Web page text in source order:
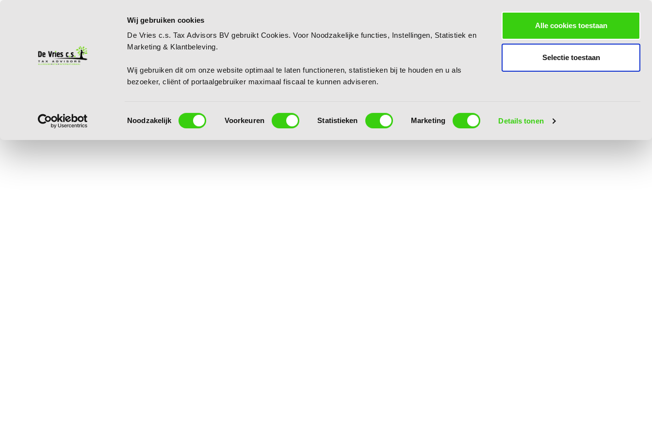
Wij gebruiken cookies
De Vries c.s. Tax Advisors BV gebruikt Cookies. Voor Noodzakelijke functies, Instellingen, Statistiek en
Marketing & Klantbeleving.
Wij gebruiken dit om onze website optimaal te laten functioneren, statistieken bij te houden en u als
bezoeker, cliënt of portaalgebruiker maximaal fiscaal te kunnen adviseren.
Toestemmingsselectie
Noodzakelijk Voorkeuren Statistieken Marketing Details tonen
Alle cookies toestaan
Selectie toestaan